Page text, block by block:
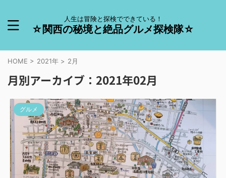
人生は冒険と探検でできている！
☆関西の秘境と絶品グルメ探検隊☆
HOME > 2021年 > 2月
月別アーカイブ：2021年02月
グルメ